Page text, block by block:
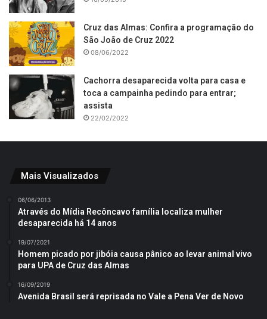
Cruz das Almas: Confira a programação do
São João de Cruz 2022
08/06/2022
Cachorra desaparecida volta para casa e
toca a campainha pedindo para entrar;
assista
22/02/2022
Mais Visualizados
06/06/2013
Através do Mídia Recôncavo família localiza mulher
desaparecida há 14 anos
19/07/2021
Homem picado por jibóia causa pânico ao levar animal vivo
para UPA de Cruz das Almas
16/09/2019
Avenida Brasil será reprisada no Vale a Pena Ver de Novo